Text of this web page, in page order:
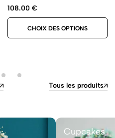
108.00 €
CHOIX DES OPTIONS
Tous les produits
Cupcakes